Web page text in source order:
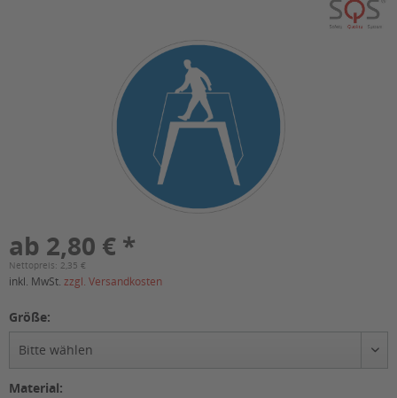
ab 2,80 € *
Nettopreis: 2,35 €
inkl. MwSt. zzgl. Versandkosten
Größe:
Material: